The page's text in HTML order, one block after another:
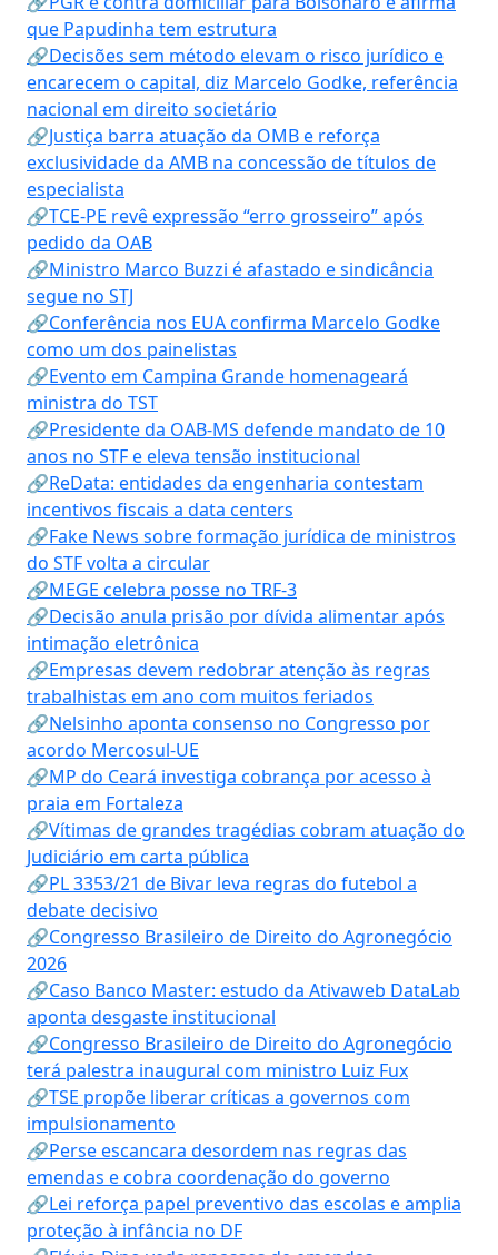
que Papudinha tem estrutura
🔗Decisões sem método elevam o risco jurídico e
encarecem o capital, diz Marcelo Godke, referência
nacional em direito societário
🔗Justiça barra atuação da OMB e reforça
exclusividade da AMB na concessão de títulos de
especialista
🔗TCE-PE revê expressão “erro grosseiro” após
pedido da OAB
🔗Ministro Marco Buzzi é afastado e sindicância
segue no STJ
🔗Conferência nos EUA confirma Marcelo Godke
como um dos painelistas
🔗Evento em Campina Grande homenageará
ministra do TST
🔗Presidente da OAB-MS defende mandato de 10
anos no STF e eleva tensão institucional
🔗ReData: entidades da engenharia contestam
incentivos fiscais a data centers
🔗Fake News sobre formação jurídica de ministros
do STF volta a circular
🔗MEGE celebra posse no TRF-3
🔗Decisão anula prisão por dívida alimentar após
intimação eletrônica
🔗Empresas devem redobrar atenção às regras
trabalhistas em ano com muitos feriados
🔗Nelsinho aponta consenso no Congresso por
acordo Mercosul-UE
🔗MP do Ceará investiga cobrança por acesso à
praia em Fortaleza
🔗Vítimas de grandes tragédias cobram atuação do
Judiciário em carta pública
🔗PL 3353/21 de Bivar leva regras do futebol a
debate decisivo
🔗Congresso Brasileiro de Direito do Agronegócio
2026
🔗Caso Banco Master: estudo da Ativaweb DataLab
aponta desgaste institucional
🔗Congresso Brasileiro de Direito do Agronegócio
terá palestra inaugural com ministro Luiz Fux
🔗TSE propõe liberar críticas a governos com
impulsionamento
🔗Perse escancara desordem nas regras das
emendas e cobra coordenação do governo
🔗Lei reforça papel preventivo das escolas e amplia
proteção à infância no DF